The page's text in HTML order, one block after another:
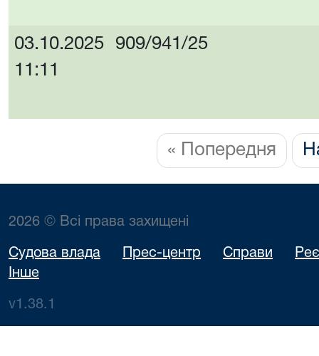
03.10.2025
11:11
909/941/25
« Попередня
2026 © Всі права захищені
Судова влада Прес-центр Справи
Інше
v1.38.1